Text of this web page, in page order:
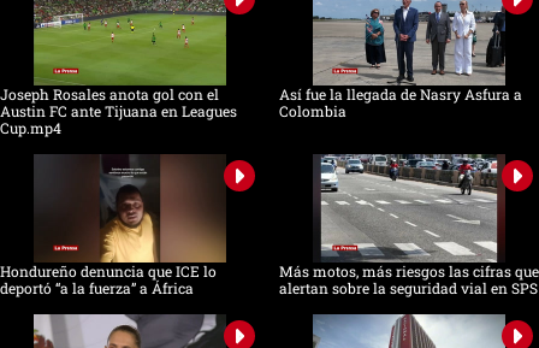
Joseph Rosales anota gol con el
Austin FC ante Tijuana en Leagues
Cup.mp4
Así fue la llegada de Nasry Asfura a
Colombia
Hondureño denuncia que ICE lo
deportó “a la fuerza” a África
Más motos, más riesgos las cifras que
alertan sobre la seguridad vial en SPS